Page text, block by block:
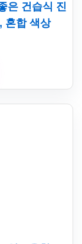
은 건습식 진
혼합 색상